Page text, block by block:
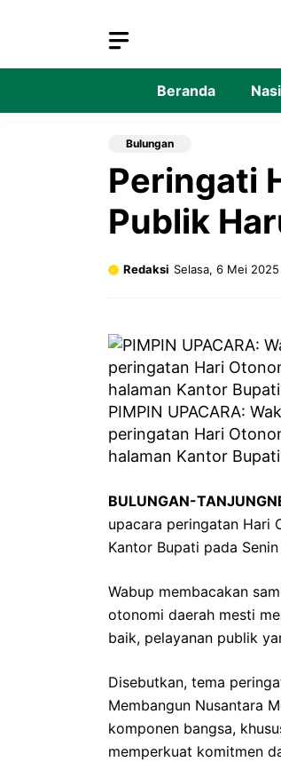
Beranda
Bulungan
Peringati
Publik
Redaksi Selasa, 6 Mei 2025
PIMPIN UPACARA:
peringatan Hari
halaman Kantor
BULUNGAN-
upacara peringatan Hari
Kantor Bupati pada
Wabup membacakan
otonomi daerah mesti
baik, pelayanan publik
Disebutkan, tema
Membangun Nusantara
komponen bangsa,
memperkuat komitmen